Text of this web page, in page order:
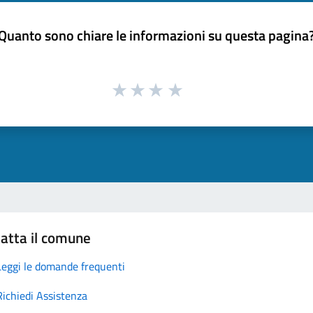
sono chiare le informazioni su questa
il comune
le domande frequenti
Assistenza